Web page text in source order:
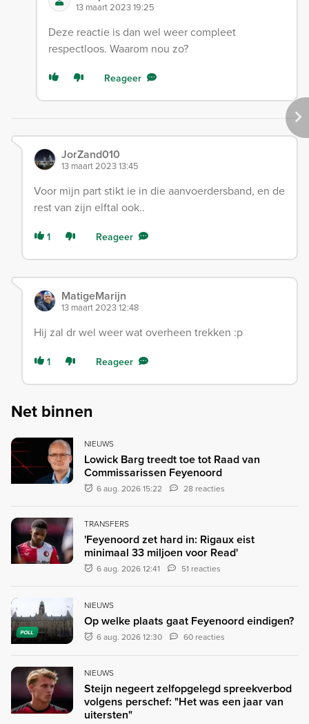
13 maart 2023 19:25
Deze reactie is dan wel weer compleet
respectloos. Waarom nou zo?
Reageer
JorZand010
13 maart 2023 13:45
Voor mijn part stikt ie in die aanvoerdersband, en de
rest van zijn elftal ook..
1 Reageer
MatigeMarijn
13 maart 2023 12:48
Hij zal dr wel weer wat overheen trekken :p
1 Reageer
Net binnen
NIEUWS
Lowick Barg treedt toe tot Raad van
Commissarissen Feyenoord
6 aug. 2026 15:22 28 reacties
TRANSFERS
'Feyenoord zet hard in: Rigaux eist
minimaal 33 miljoen voor Read'
6 aug. 2026 12:41 51 reacties
POLL
NIEUWS
Op welke plaats gaat Feyenoord eindigen?
6 aug. 2026 12:30 60 reacties
NIEUWS
Steijn negeert zelfopgelegd spreekverbod
volgens perschef: "Het was een jaar van
uitersten"